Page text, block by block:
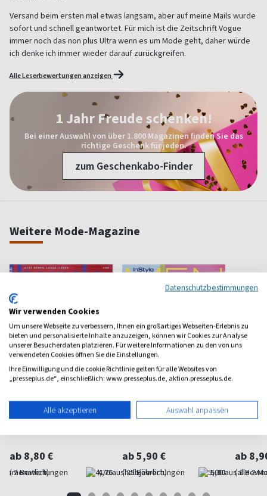
Versand beim ersten mal etwas langsam, aber auf meine Mails wurde
sofort und schnell geantwortet. Für mich ist die Zeitschrift Vogue
immer noch das non plus Ultra wenn es um Mode geht, daher würde
ich denke ich immer wieder darauf zurückgreifen.
Alle Leserbewertungen anzeigen
1 Jahr Freude schenken!
Bei einer Auswahl von über 1.800 Magazinen finden Sie das
richtige Geschenk für jeden.
zum Geschenkabo-Finder
Weitere Mode-Magazine
Burda Style
ab 8,80 €
(monatlich) 4,76
Instyle Men
ab 5,90 €
(halbjährlich) 5,00
ab
(alle 2
Datenschutzbestimmungen
Wir verwenden Cookies
Um unsere Webseite zu verbessern, Ihnen ein großartiges Webseiten-Erlebnis zu
bieten und personalisierte Inhalte anzuzeigen, können wir Cookies zur Analyse
unserer Besucherdaten platzieren. Für weitere Informationen zu den von uns
verwendeten Cookies öffnen Sie die Einstellungen.
Ihre Einwilligung und die cookie Richtlinie gelten für alle Websites von
„presseplus.de“, einschließlich: www.presseplus.de, aktion.presseplus.de.
Alle akzeptieren Auswahl anpassen